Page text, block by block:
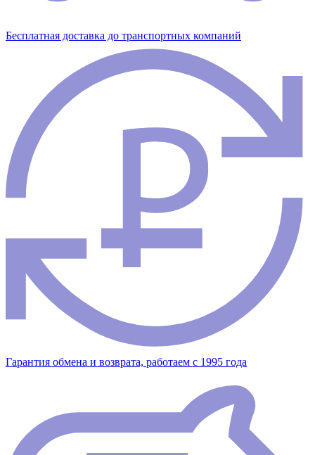
Бесплатная доставка до транспортных компаний
Гарантия обмена и возврата, работаем с 1995 года